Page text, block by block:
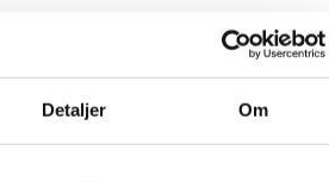
Detaljer Om